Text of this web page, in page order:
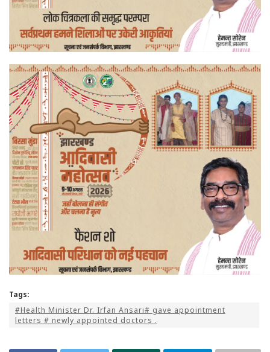
Tags:
#Health Minister Dr. Irfan Ansari# gave appointment
letters # newly appointed doctors .